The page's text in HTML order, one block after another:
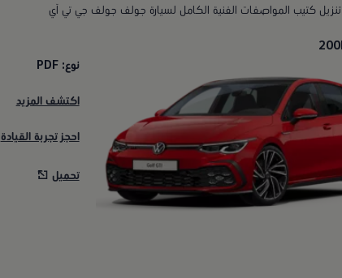
تنزيل كتيب المواصفات الفنية الكامل لسيارة جولف جولف جي تي آي
نوع: PDF
اكتشف المزيد
احجز تجربة القيادة
تحميل